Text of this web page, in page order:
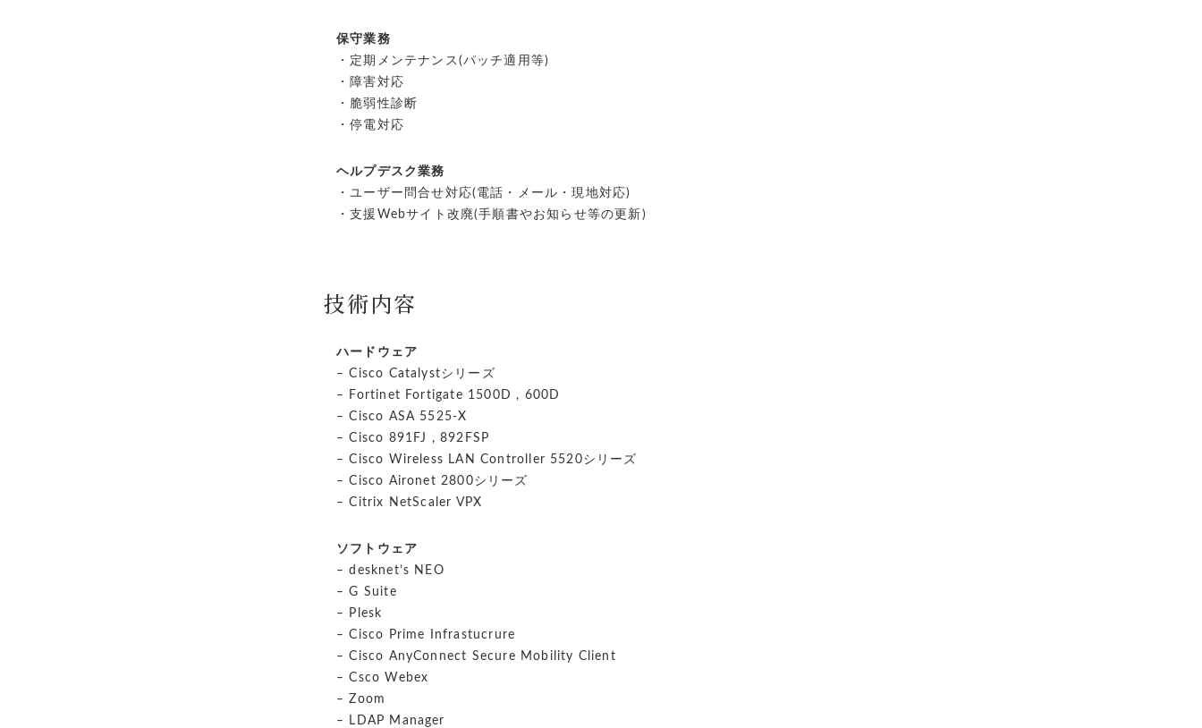
保守業務
・定期メンテナンス(パッチ適用等)
・障害対応
・脆弱性診断
・停電対応
ヘルプデスク業務
・ユーザー問合せ対応(電話・メール・現地対応)
・支援Webサイト改廃(手順書やお知らせ等の更新)
技術内容
ハードウェア
– Cisco Catalystシリーズ
– Fortinet Fortigate 1500D , 600D
– Cisco ASA 5525-X
– Cisco 891FJ , 892FSP
– Cisco Wireless LAN Controller 5520シリーズ
– Cisco Aironet 2800シリーズ
– Citrix NetScaler VPX
ソフトウェア
– desknet’s NEO
– G Suite
– Plesk
– Cisco Prime Infrastucrure
– Cisco AnyConnect Secure Mobility Client
– Csco Webex
– Zoom
– LDAP Manager